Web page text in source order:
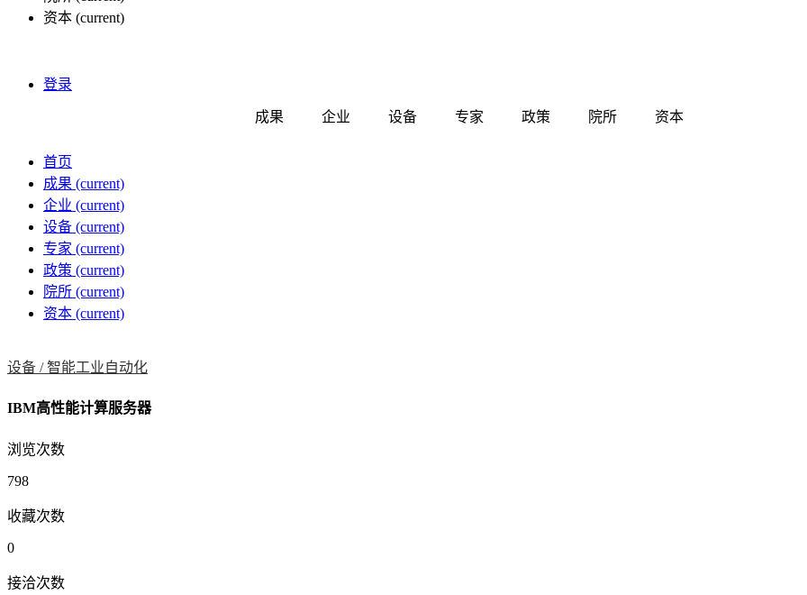
资本 (current)
登录
成果 企业 设备 专家 政策 院所 资本
首页
成果 (current)
企业 (current)
设备 (current)
专家 (current)
政策 (current)
院所 (current)
资本 (current)
设备 /智能工业自动化
IBM高性能计算服务器
浏览次数
798
收藏次数
0
接洽次数